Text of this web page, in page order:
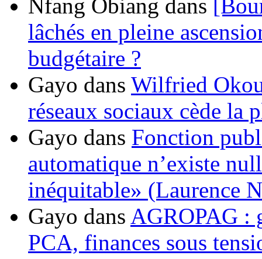
Nfang Obiang dans
lâchés en pleine
budgétaire ?
Gayo dans Wilfried
réseaux sociaux cède la
Gayo dans Fonction
automatique n’existe
inéquitable» (Laurence
Gayo dans AGROPAG :
PCA, finances sous